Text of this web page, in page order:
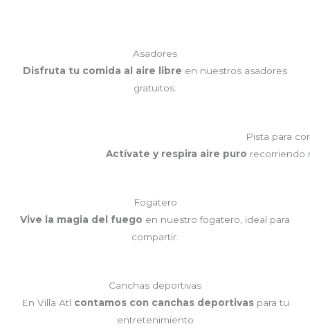
Asadores
Disfruta tu comida al aire libre en nuestros asadores
gratuitos.
Pista para
Actívate y respira aire puro recorriendo
Fogatero
Vive la magia del fuego en nuestro fogatero, ideal para
compartir.
Canchas deportivas
En Villa Atl contamos con canchas deportivaspara tu
entretenimiento